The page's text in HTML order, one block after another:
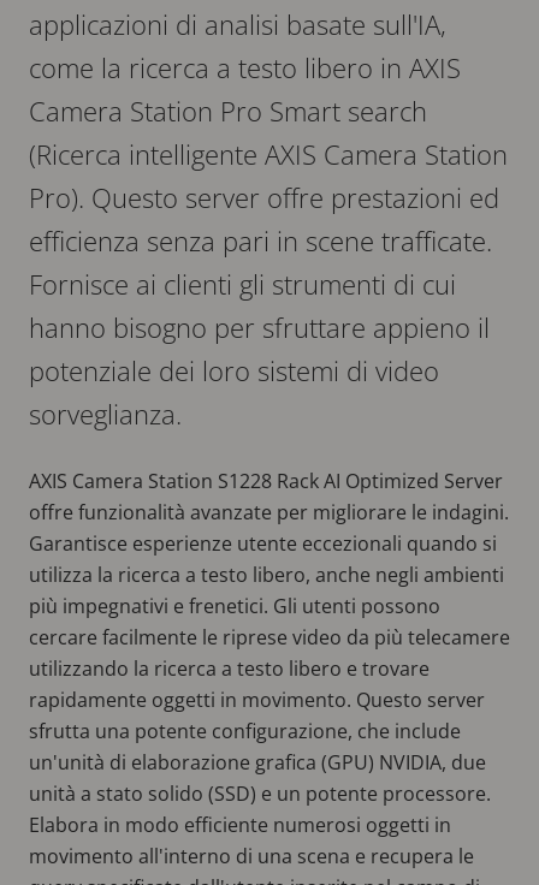
applicazioni di analisi basate sull'IA,
come la ricerca a testo libero in AXIS
Camera Station Pro Smart search
(Ricerca intelligente AXIS Camera Station
Pro). Questo server offre prestazioni ed
efficienza senza pari in scene trafficate.
Fornisce ai clienti gli strumenti di cui
hanno bisogno per sfruttare appieno il
potenziale dei loro sistemi di video
sorveglianza.
AXIS Camera Station S1228 Rack AI Optimized Server
offre funzionalità avanzate per migliorare le indagini.
Garantisce esperienze utente eccezionali quando si
utilizza la ricerca a testo libero, anche negli ambienti
più impegnativi e frenetici. Gli utenti possono
cercare facilmente le riprese video da più telecamere
utilizzando la ricerca a testo libero e trovare
rapidamente oggetti in movimento. Questo server
sfrutta una potente configurazione, che include
un'unità di elaborazione grafica (GPU) NVIDIA, due
unità a stato solido (SSD) e un potente processore.
Elabora in modo efficiente numerosi oggetti in
movimento all'interno di una scena e recupera le